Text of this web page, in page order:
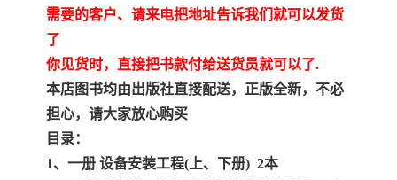
需要的客户、请来电把地址告诉我们就可以发货
了
你见货时，直接把书款付给送货员就可以了.
本店图书均由出版社直接配送，正版全新，不必
担心，请大家放心购买
目录：
1、一册 设备安装工程(上、下册) 2本
20kv及以下配电网工程定
验评定标准
广西建筑安装工程预算定 内河沿海港口疏浚定额
*考军校教材
依据
海南省建设工程预算定额 浙江省建设工程预算定额